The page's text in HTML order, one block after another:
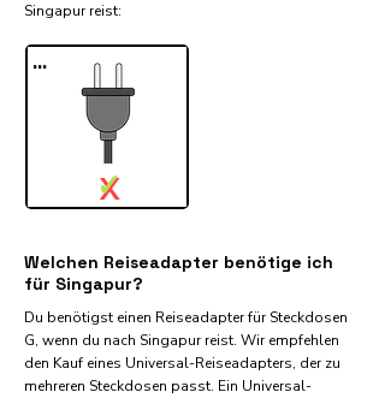
Singapur reist:​
...
X
✓
Welchen Reiseadapter benötige ich
für Singapur?
Du benötigst einen Reiseadapter für Steckdosen
G, wenn du nach Singapur reist. Wir empfehlen
den Kauf eines Universal-Reiseadapters, der zu
mehreren Steckdosen passt. Ein Universal-